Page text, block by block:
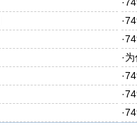
·
·
·
·
醒
·
·